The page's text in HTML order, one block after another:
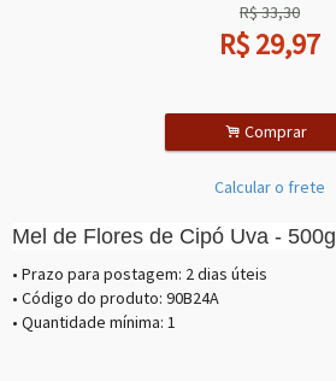
R$33,30
R$29,97
. Comprar
Calcular o frete
Mel de Flores de Cipó Uva - 500g
• Prazo para postagem: 2 dias úteis
• Código do produto: 90B24A
• Quantidade mínima: 1